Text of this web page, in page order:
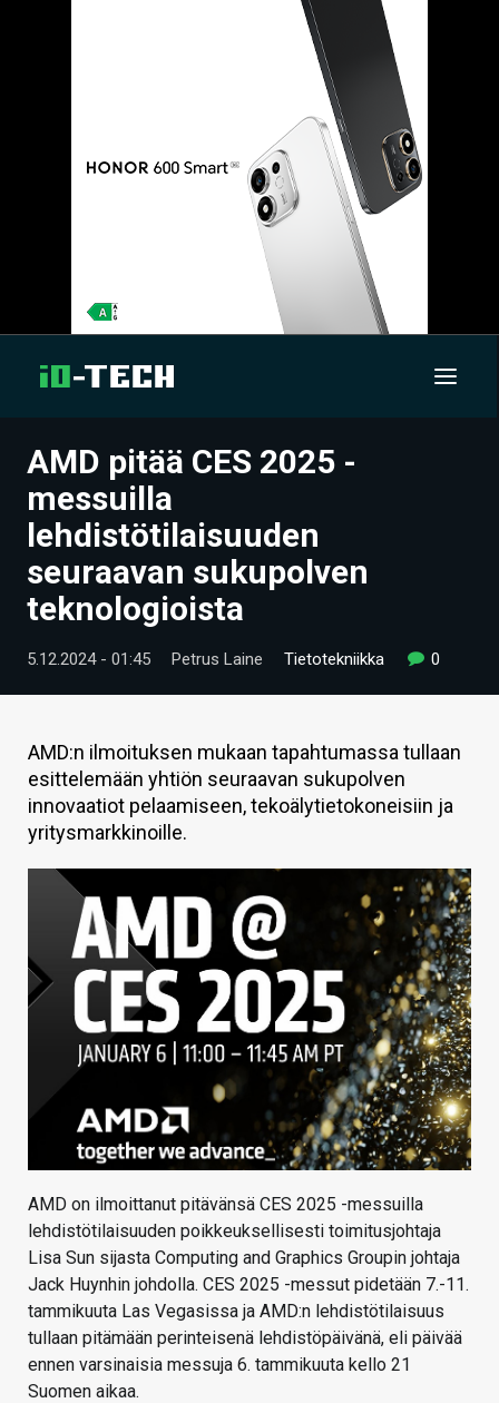
UUTISET
ARTIKKELIT
VIDEOT
TECHBBS
TIETOA
KAUPPA
VAIHDA TEEMA
HAKU
AMD pitää CES 2025 -
messuilla
lehdistötilaisuuden
seuraavan sukupolven
teknologioista
5.12.2024 - 01:45 Petrus Laine Tietotekniikka 0
AMD:n ilmoituksen mukaan tapahtumassa tullaan
esittelemään yhtiön seuraavan sukupolven
innovaatiot pelaamiseen, tekoälytietokoneisiin ja
yritysmarkkinoille.
AMD on ilmoittanut pitävänsä CES 2025 -messuilla
lehdistötilaisuuden poikkeuksellisesti toimitusjohtaja
Lisa Sun sijasta Computing and Graphics Groupin johtaja
Jack Huynhin johdolla. CES 2025 -messut pidetään 7.-11.
tammikuuta Las Vegasissa ja AMD:n lehdistötilaisuus
tullaan pitämään perinteisenä lehdistöpäivänä, eli päivää
ennen varsinaisia messuja 6. tammikuuta kello 21
Suomen aikaa.